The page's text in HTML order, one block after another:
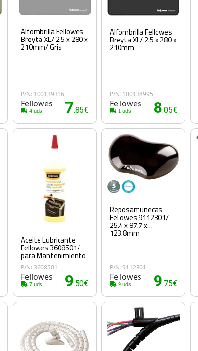
Alfombrilla Fellowes
Breyta XL/ 2.5 x 280 x
210mm/ Gris
P/N: 100139316
Fellowes
4 uds. 7.85€
Alfombrilla Fellowes
Breyta XL/ 2.5 x 280 x
210mm
P/N: 100138995
Fellowes
1 uds. 8.05€
Aceite Lubricante
Fellowes 3608501/
para Mantenimiento
P/N: 3608501
Fellowes
7 uds. 9.50€
Reposamuñecas
Fellowes 9112301/
25.4 x 87.7 x
123.8mm
P/N: 9112301
Fellowes
9 uds. 9.75€